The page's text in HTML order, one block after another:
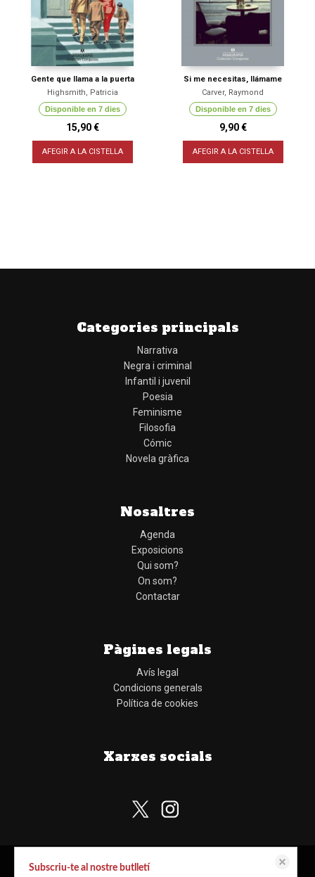
Gente que llama a la puerta
Highsmith, Patricia
Disponible en 7 dies
15,90 €
AFEGIR A LA CISTELLA
Si me necesitas, llámame
Carver, Raymond
Disponible en 7 dies
9,90 €
AFEGIR A LA CISTELLA
Categories principals
Narrativa
Negra i criminal
Infantil i juvenil
Poesia
Feminisme
Filosofia
Cómic
Novela gràfica
Nosaltres
Agenda
Exposicions
Qui som?
On som?
Contactar
Pàgines legals
Avís legal
Condicions generals
Política de cookies
Xarxes socials
Aquest lloc web emmagatzema dades com galetes per habilitar la funcionalitat
Subscriu-te al nostre butlletí